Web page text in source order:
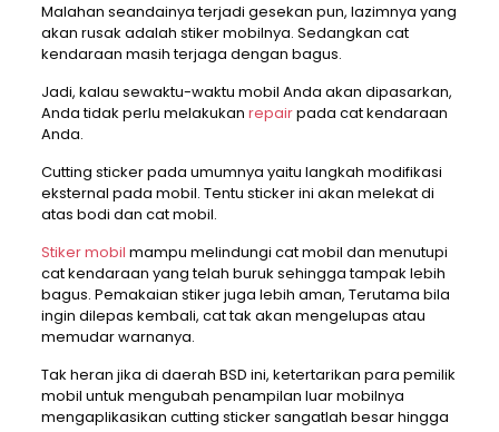
Malahan seandainya terjadi gesekan pun, lazimnya yang
akan rusak adalah stiker mobilnya. Sedangkan cat
kendaraan masih terjaga dengan bagus.
Jadi, kalau sewaktu-waktu mobil Anda akan dipasarkan,
Anda tidak perlu melakukan repairpada cat kendaraan
Anda.
Cutting sticker pada umumnya yaitu langkah modifikasi
eksternal pada mobil. Tentu sticker ini akan melekat di
atas bodi dan cat mobil.
Stiker mobil mampu melindungi cat mobil dan menutupi
cat kendaraan yang telah buruk sehingga tampak lebih
bagus. Pemakaian stiker juga lebih aman, Terutama bila
ingin dilepas kembali, cat tak akan mengelupas atau
memudar warnanya.
Tak heran jika di daerah BSD ini, ketertarikan para pemilik
mobil untuk mengubah penampilan luar mobilnya
mengaplikasikan cutting sticker sangatlah besar hingga